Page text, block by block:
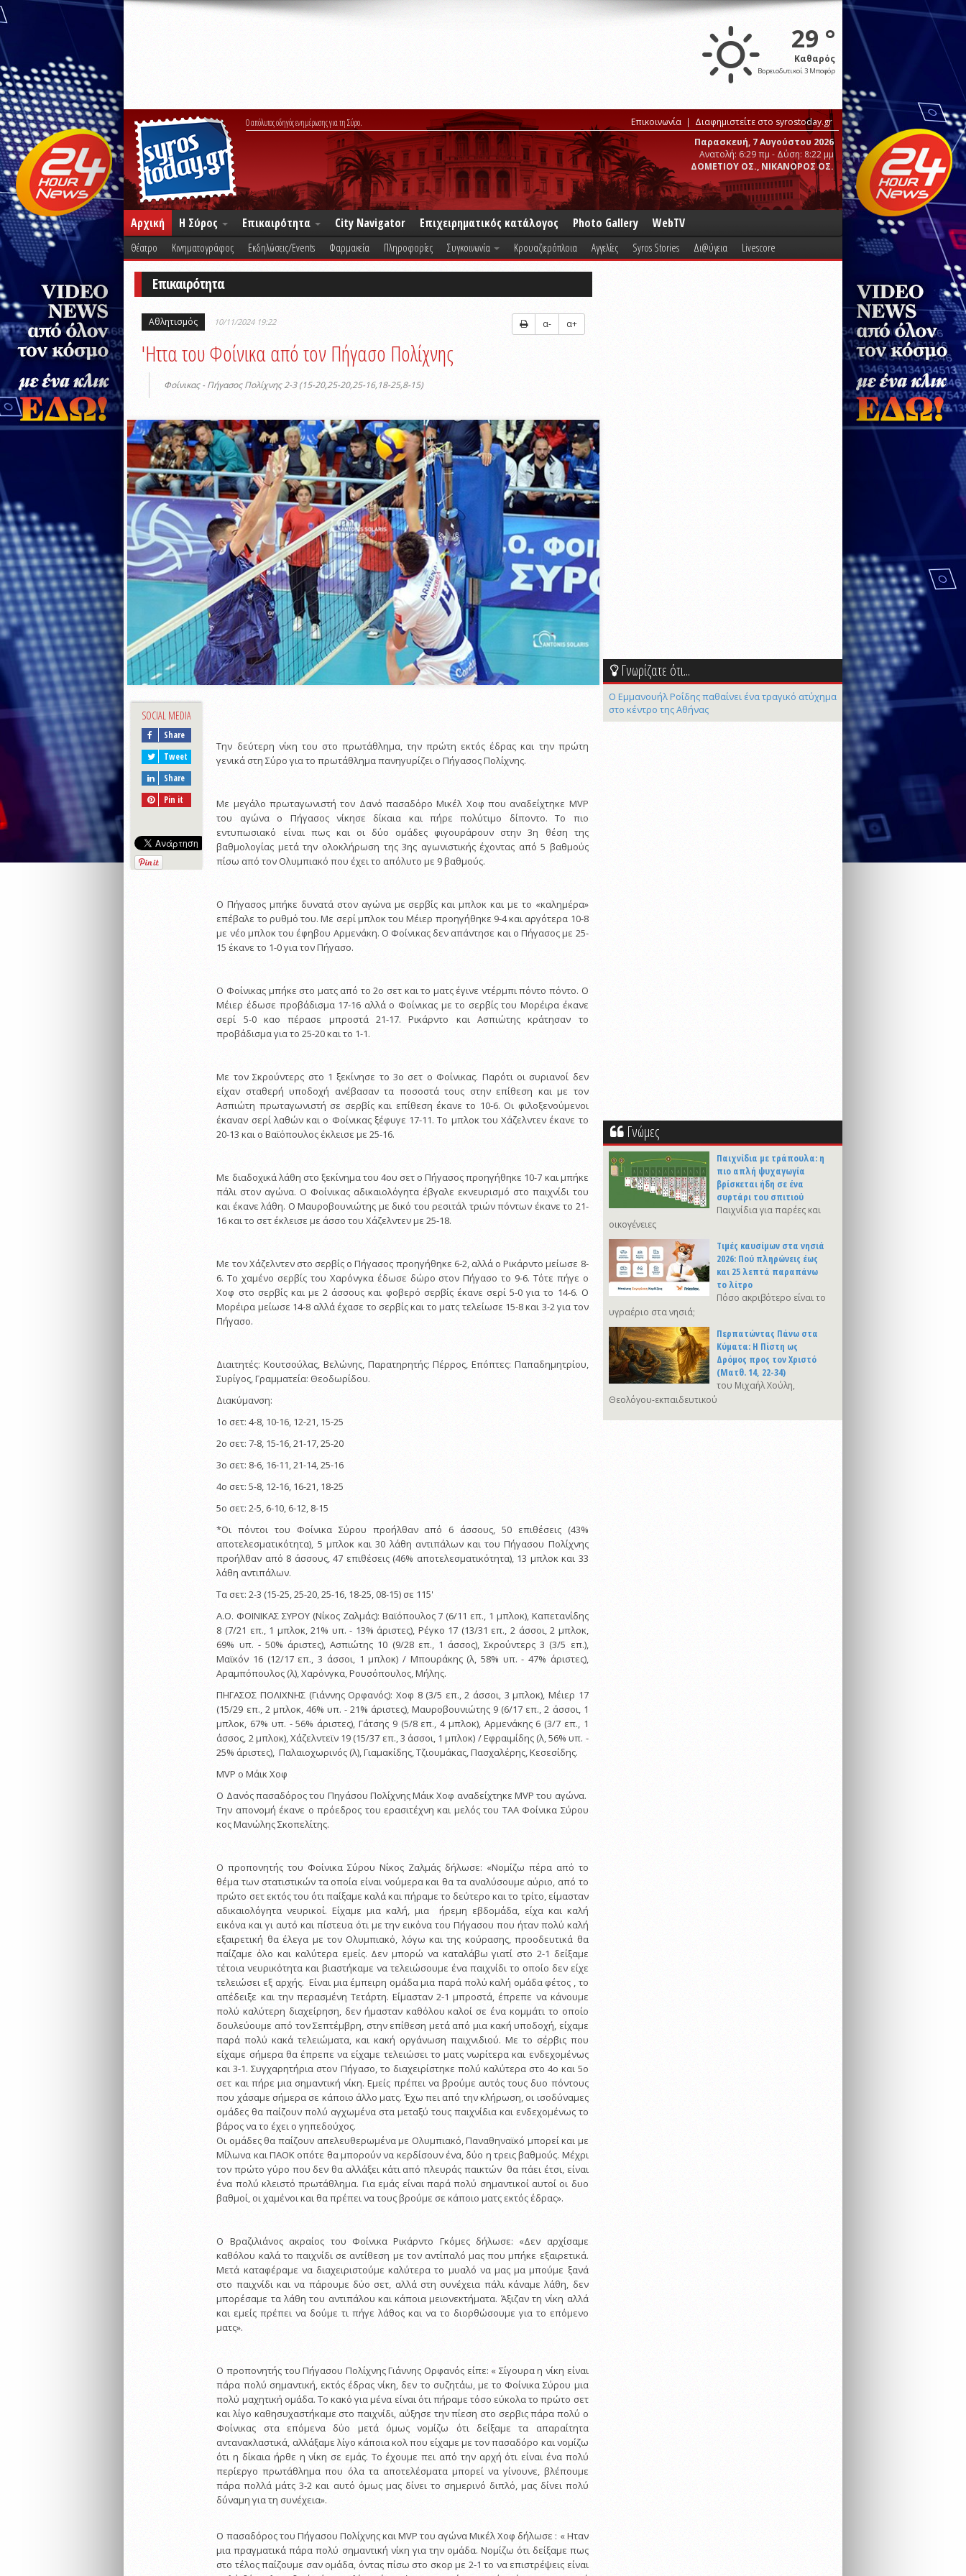
29 °
Καθαρός
Βορειοδυτικοί 3 Μποφόρ
Ο απόλυτος οδηγός ενημέρωσης για τη Σύρο. Επικοινωνία
Διαφημιστείτε στο syrostoday.gr
Παρασκευή, 7 Αυγούστου 2026
Ανατολή: 6:29 πμ - Δύση: 8:22 μμ
ΔΟΜΕΤΙΟΥ ΟΣ., ΝΙΚΑΝΟΡΟΣ ΟΣ.
Αρχική Η Σύρος Επικαιρότητα City Navigator Επιχειρηματικός κατάλογος Photo Gallery WebTV
Θέατρο Κινηματογράφος Εκδηλώσεις/Events Φαρμακεία Πληροφορίες Συγκοινωνία Κρουαζιερόπλοια Αγγελίες Syros Stories Δι@ύγεια Livescore
Επικαιρότητα
Αθλητισμός 10/11/2024 19:22 α- α+
'Ηττα του Φοίνικα από τον Πήγασο Πολίχνης
Φοίνικας - Πήγασος Πολίχνης 2-3 (15-20,25-20,25-16,18-25,8-15)
SOCIAL MEDIA
Share
Tweet
Share
Pin it
Την δεύτερη νίκη του στο πρωτάθλημα, την πρώτη εκτός έδρας και την πρώτη
γενικά στη Σύρο για το πρωτάθλημα πανηγυρίζει ο Πήγασος Πολίχνης.
Με μεγάλο πρωταγωνιστή τον Δανό πασαδόρο Μικέλ Χοφ που αναδείχτηκε MVP
του αγώνα ο Πήγασος νίκησε δίκαια και πήρε πολύτιμο δίποντο. Το πιο
εντυπωσιακό είναι πως και οι δύο ομάδες φιγουράρουν στην 3η θέση της
βαθμολογίας μετά την ολοκλήρωση της 3ης αγωνιστικής έχοντας από 5 βαθμούς
πίσω από τον Ολυμπιακό που έχει το απόλυτο με 9 βαθμούς.
Ο Πήγασος μπήκε δυνατά στον αγώνα με σερβίς και μπλοκ και με το «καλημέρα»
επέβαλε το ρυθμό του. Με σερί μπλοκ του Μέιερ προηγήθηκε 9-4 και αργότερα 10-8
με νέο μπλοκ του έφηβου Αρμενάκη. Ο Φοίνικας δεν απάντησε και ο Πήγασος με 25-
15 έκανε το 1-0 για τον Πήγασο.
Ο Φοίνικας μπήκε στο ματς από το 2ο σετ και το ματς έγινε ντέρμπι πόντο πόντο. Ο
Μέιερ έδωσε προβάδισμα 17-16 αλλά ο Φοίνικας με το σερβίς του Μορέιρα έκανε
σερί 5-0 καο πέρασε μπροστά 21-17. Ρικάρντο και Ασπιώτης κράτησαν το
προβάδισμα για το 25-20 και το 1-1.
Με τον Σκρούντερς στο 1 ξεκίνησε το 3ο σετ ο Φοίνικας. Παρότι οι συριανοί δεν
είχαν σταθερή υποδοχή ανέβασαν τα ποσοστά τους στην επίθεση και με τον
Ασπιώτη πρωταγωνιστή σε σερβίς και επίθεση έκανε το 10-6. Οι φιλοξενούμενοι
έκαναν σερί λαθών και ο Φοίνικας ξέφυγε 17-11. Το μπλοκ του Χάζελντεν έκανε το
20-13 και ο Βαϊόπουλος έκλεισε με 25-16.
Με διαδοχικά λάθη στο ξεκίνημα του 4ου σετ ο Πήγασος προηγήθηκε 10-7 και μπήκε
πάλι στον αγώνα. Ο Φοίνικας αδικαιολόγητα έβγαλε εκνευρισμό στο παιχνίδι του
και έκανε λάθη. Ο Μαυροβουνιώτης με δικό του ρεσιτάλ τριών πόντων έκανε το 21-
16 και το σετ έκλεισε με άσσο του Χάζελντεν με 25-18.
Με τον Χάζελντεν στο σερβίς ο Πήγασος προηγήθηκε 6-2, αλλά ο Ρικάρντο μείωσε 8-
6. Το χαμένο σερβίς του Χαρόνγκα έδωσε δώρο στον Πήγασο το 9-6. Τότε πήγε ο
Χοφ στο σερβίς και με 2 άσσους και φοβερό σερβίς έκανε σερί 5-0 για το 14-6. Ο
Μορέιρα μείωσε 14-8 αλλά έχασε το σερβίς και το ματς τελείωσε 15-8 και 3-2 για τον
Πήγασο.
Διαιτητές: Κουτσούλας, Βελώνης, Παρατηρητής: Πέρρος, Επόπτες: Παπαδημητρίου,
Συρίγος, Γραμματεία: Θεοδωρίδου.
Διακύμανση:
1ο σετ: 4-8, 10-16, 12-21, 15-25
2ο σετ: 7-8, 15-16, 21-17, 25-20
3ο σετ: 8-6, 16-11, 21-14, 25-16
4ο σετ: 5-8, 12-16, 16-21, 18-25
5ο σετ: 2-5, 6-10, 6-12, 8-15
*Οι πόντοι του Φοίνικα Σύρου προήλθαν από 6 άσσους, 50 επιθέσεις (43%
αποτελεσματικότητα), 5 μπλοκ και 30 λάθη αντιπάλων και του Πήγασου Πολίχνης
προήλθαν από 8 άσσους, 47 επιθέσεις (46% αποτελεσματικότητα), 13 μπλοκ και 33
λάθη αντιπάλων.
Τα σετ: 2-3 (15-25, 25-20, 25-16, 18-25, 08-15) σε 115'
Α.Ο. ΦΟΙΝΙΚΑΣ ΣΥΡΟΥ (Νίκος Ζαλμάς): Βαϊόπουλος 7 (6/11 επ., 1 μπλοκ), Καπετανίδης
8 (7/21 επ., 1 μπλοκ, 21% υπ. - 13% άριστες), Ρέγκο 17 (13/31 επ., 2 άσσοι, 2 μπλοκ,
69% υπ. - 50% άριστες), Ασπιώτης 10 (9/28 επ., 1 άσσος), Σκρούντερς 3 (3/5 επ.),
Μαϊκόν 16 (12/17 επ., 3 άσσοι, 1 μπλοκ) / Μπουράκης (λ, 58% υπ. - 47% άριστες),
Αραμπόπουλος (λ), Χαρόνγκα, Ρουσόπουλος, Μήλης.
ΠΗΓΑΣΟΣ ΠΟΛΙΧΝΗΣ (Γιάννης Ορφανός): Χοφ 8 (3/5 επ., 2 άσσοι, 3 μπλοκ), Μέιερ 17
(15/29 επ., 2 μπλοκ, 46% υπ. - 21% άριστες), Μαυροβουνιώτης 9 (6/17 επ., 2 άσσοι, 1
μπλοκ, 67% υπ. - 56% άριστες), Γάτσης 9 (5/8 επ., 4 μπλοκ), Αρμενάκης 6 (3/7 επ., 1
άσσος, 2 μπλοκ), Χάζελντεϊν 19 (15/37 επ., 3 άσσοι, 1 μπλοκ) / Εφραιμίδης (λ, 56% υπ. -
25% άριστες), Παλαιοχωρινός (λ), Γιαμακίδης, Τζιουμάκας, Πασχαλέρης, Κεσεσίδης.
MVP ο Μάικ Χοφ
O Δανός πασαδόρος του Πηγάσου Πολίχνης Μάικ Χοφ αναδείχτηκε MVP του αγώνα.
Την απονομή έκανε ο πρόεδρος του ερασιτέχνη και μελός του ΤΑΑ Φοίνικα Σύρου
κος Μανώλης Σκοπελίτης.
O προπονητής του Φοίνικα Σύρου Νίκος Ζαλμάς δήλωσε: «Νομίζω πέρα από το
θέμα των στατιστικών τα οποία είναι νούμερα και θα τα αναλύσουμε αύριο, από το
πρώτο σετ εκτός του ότι παίξαμε καλά και πήραμε το δεύτερο και το τρίτο, είμασταν
αδικαιολόγητα νευρικοί. Είχαμε μια καλή, μια ήρεμη εβδομάδα, είχα και καλή
εικόνα και γι αυτό και πίστευα ότι με την εικόνα του Πήγασου που ήταν πολύ καλή
εξαιρετική θα έλεγα με τον Ολυμπιακό, λόγω και της κούρασης, προοδευτικά θα
παίζαμε όλο και καλύτερα εμείς. Δεν μπορώ να καταλάβω γιατί στο 2-1 δείξαμε
τέτοια νευρικότητα και βιαστήκαμε να τελειώσουμε ένα παιχνίδι το οποίο δεν είχε
τελειώσει εξ αρχής. Είναι μια έμπειρη ομάδα μια παρά πολύ καλή ομάδα φέτος , το
απέδειξε και την περασμένη Τετάρτη. Είμασταν 2-1 μπροστά, έπρεπε να κάνουμε
πολύ καλύτερη διαχείρηση, δεν ήμασταν καθόλου καλοί σε ένα κομμάτι το οποίο
δουλεύουμε από τον Σεπτέμβρη, στην επίθεση μετά από μια κακή υποδοχή, είχαμε
παρά πολύ κακά τελειώματα, και κακή οργάνωση παιχνιδιού. Με το σέρβις που
είχαμε σήμερα θα έπρεπε να είχαμε τελειώσει το ματς νωρίτερα και ενδεχομένως
και 3-1. Συγχαρητήρια στον Πήγασο, το διαχειρίστηκε πολύ καλύτερα στο 4ο και 5ο
σετ και πήρε μια σημαντική νίκη. Εμείς πρέπει να βρούμε αυτός τους δυο πόντους
που χάσαμε σήμερα σε κάποιο άλλο ματς. Έχω πει από την κλήρωση, οι ισοδύναμες
ομάδες θα παίζουν πολύ αγχωμένα στα μεταξύ τους παιχνίδια και ενδεχομένως το
βάρος να το έχει ο γηπεδούχος.
Οι ομάδες θα παίζουν απελευθερωμένα με Ολυμπιακό, Παναθηναϊκό μπορεί και με
Μίλωνα και ΠΑΟΚ οπότε θα μπορούν να κερδίσουν ένα, δύο η τρεις βαθμούς. Μέχρι
τον πρώτο γύρο που δεν θα αλλάξει κάτι από πλευράς παικτών θα πάει έτσι, είναι
ένα πολύ κλειστό πρωτάθλημα. Για εμάς είναι παρά πολύ σημαντικοί αυτοί οι δυο
βαθμοί, οι χαμένοι και θα πρέπει να τους βρούμε σε κάποιο ματς εκτός έδρας».
Ο Βραζιλιάνος ακραίος του Φοίνικα Ρικάρντο Γκόμες δήλωσε: «Δεν αρχίσαμε
καθόλου καλά το παιχνίδι σε αντίθεση με τον αντίπαλό μας που μπήκε εξαιρετικά.
Μετά καταφέραμε να διαχειριστούμε καλύτερα το μυαλό να μας μα μπούμε ξανά
στο παιχνίδι και να πάρουμε δύο σετ, αλλά στη συνέχεια πάλι κάναμε λάθη, δεν
μπορέσαμε τα λάθη του αντιπάλου και κάποια μειονεκτήματα. Άξιζαν τη νίκη αλλά
και εμείς πρέπει να δούμε τι πήγε λάθος και να το διορθώσουμε για το επόμενο
ματς».
Ο προπονητής του Πήγασου Πολίχνης Γιάννης Ορφανός είπε: « Σίγουρα η νίκη είναι
πάρα πολύ σημαντική, εκτός έδρας νίκη, δεν το συζητάω, με το Φοίνικα Σύρου μια
πολύ μαχητική ομάδα. Το κακό για μένα είναι ότι πήραμε τόσο εύκολα το πρώτο σετ
και λίγο καθησυχαστήκαμε στο παιχνίδι, αύξησε την πίεση στο σερβις πάρα πολύ ο
Φοίνικας στα επόμενα δύο μετά όμως νομίζω ότι δείξαμε τα απαραίτητα
αντανακλαστικά, αλλάξαμε λίγο κάποια κολ που είχαμε με τον πασαδόρο και νομίζω
ότι η δίκαια ήρθε η νίκη σε εμάς. Το έχουμε πει από την αρχή ότι είναι ένα πολύ
περίεργο πρωτάθλημα που όλα τα αποτελέσματα μπορεί να γίνουνε, βλέπουμε
πάρα πολλά μάτς 3-2 και αυτό όμως μας δίνει το σημερινό διπλό, μας δίνει πολύ
δύναμη για τη συνέχεια».
Ο πασαδόρος του Πήγασου Πολίχνης και MVP του αγώνα Μικέλ Χοφ δήλωσε : « Ηταν
μια πραγματικά πάρα πολύ σημαντική νίκη για την ομάδα. Νομίζω ότι δείξαμε πως
στο τέλος παίζουμε σαν ομάδα, όντας πίσω στο σκορ με 2-1 το να επιστρέψεις είναι
Γνωρίζατε ότι...
Ο Εμμανουήλ Ροΐδης παθαίνει ένα τραγικό ατύχημα
στο κέντρο της Αθήνας
Γνώμες
Παιχνίδια με τράπουλα: η
πιο απλή ψυχαγωγία
βρίσκεται ήδη σε ένα
συρτάρι του σπιτιού
Παιχνίδια για παρέες και
οικογένειες
Τιμές καυσίμων στα νησιά
2026: Πού πληρώνεις έως
και 25 λεπτά παραπάνω
το λίτρο
Πόσο ακριβότερο είναι το
υγραέριο στα νησιά;
Περπατώντας Πάνω στα
Κύματα: Η Πίστη ως
Δρόμος προς τον Χριστό
(Ματθ. 14, 22-34)
του Μιχαήλ Χούλη,
Θεολόγου-εκπαιδευτικού